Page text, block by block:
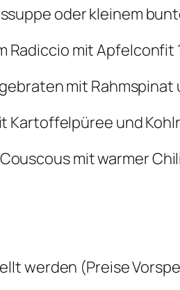
oder kleinem
mit Apfelconfit
mit Rahmspinat
Kartoffelpüree und
mit warmer
werden (Preise